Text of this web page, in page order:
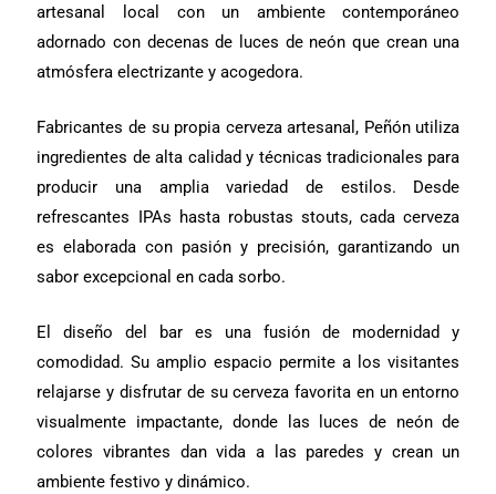
artesanal local con un ambiente contemporáneo
adornado con decenas de luces de neón que crean una
atmósfera electrizante y acogedora.
Fabricantes de su propia cerveza artesanal, Peñón utiliza
ingredientes de alta calidad y técnicas tradicionales para
producir una amplia variedad de estilos. Desde
refrescantes IPAs hasta robustas stouts, cada cerveza
es elaborada con pasión y precisión, garantizando un
sabor excepcional en cada sorbo.
El diseño del bar es una fusión de modernidad y
comodidad. Su amplio espacio permite a los visitantes
relajarse y disfrutar de su cerveza favorita en un entorno
visualmente impactante, donde las luces de neón de
colores vibrantes dan vida a las paredes y crean un
ambiente festivo y dinámico.